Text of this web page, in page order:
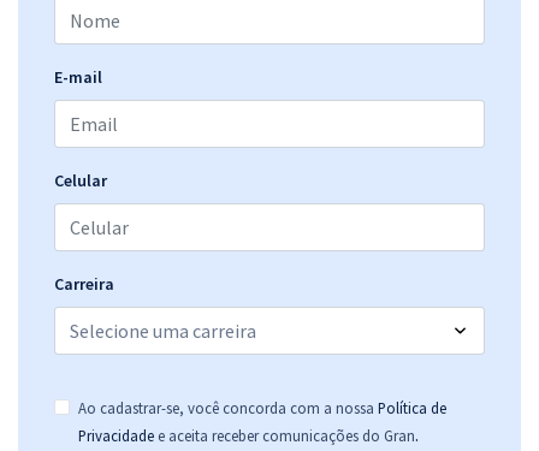
PC MS - Polícia Civil de Mato Grosso do Sul - Conhecimentos
R$ 263,92à vista
Economize R$ 65,98 (-20%)
PC MS - Polícia Civil de Mato Grosso do Sul - Conhecimentos
Específicos para Agente de Polícia Judiciária: Investigador de
E-mail
Celular
Carreira
Ao cadastrar-se, você concorda com a nossa Política de
Privacidade e aceita receber comunicações do Gran.